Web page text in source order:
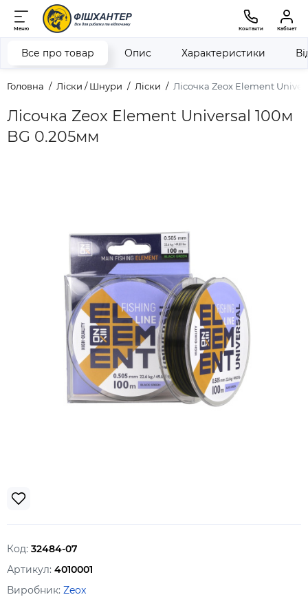
Меню Контакти Кабінет
Головна Ліски / Шнури Ліски Лісочка Zeox Element
Лісочка Zeox Element Universal 100м
BG 0.205мм
Все про товар Опис Характеристики
Код: 32484-07
Артикул: 4010001
Виробник: Zeox